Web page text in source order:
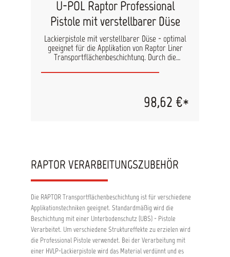
U-POL Raptor Professional
Pistole mit verstellbarer Düse
Lackierpistole mit verstellbarer Düse - optimal
geeignet für die Applikation von Raptor Liner
Transportflächenbeschichtung. Durch die
unterschiedliche Lackstrukturen zu erzeugen. Je
wird die Struktur durch höheren
Materialauftrag.Bietet angenehmen
98,62 €*
RAPTOR VERARBEITUNGSZUBEHÖR
Die RAPTOR Transportflächenbeschichtung ist für verschiedene
Applikationstechniken geeignet. Standardmäßig wird die
Beschichtung mit einer Unterbodenschutz (UBS) - Pistole
Verarbeitet. Um verschiedene Struktureffekte zu erzielen wird
die Professional Pistole verwendet. Bei der Verarbeitung mit
einer HVLP-Lackierpistole wird das Material verdünnt und es